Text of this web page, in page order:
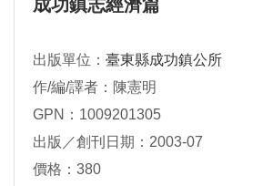
成功鎮志經濟篇
出版單位： 臺東縣成功鎮公所
作/編/譯者：陳憲明
GPN：1009201305
出版／創刊日期：2003-07
價格：380